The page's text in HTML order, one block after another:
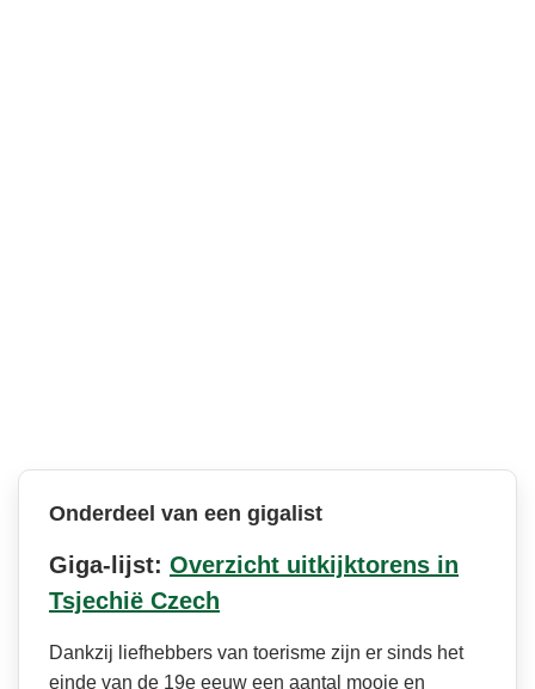
Onderdeel van een gigalist
Giga-lijst: Overzicht uitkijktorens in
Tsjechië Czech
Dankzij liefhebbers van toerisme zijn er sinds het
einde van de 19e eeuw een aantal mooie en